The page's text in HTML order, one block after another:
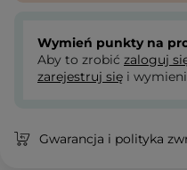
Wymień punkty na
Aby to zrobić zaloguj
zarejestruj się i
Gwarancja i polityka